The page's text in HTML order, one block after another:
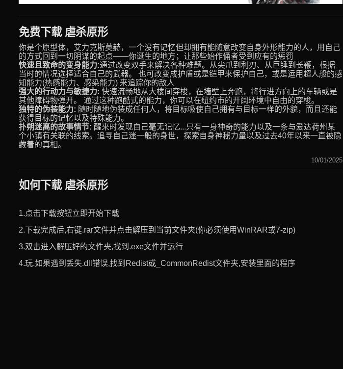
免费下载 虐杀原形
你是个原型体，艾力克斯莫赫，一个没有记忆但却拥有能随意改变自身外形能力的人，用自己
的方式回到一切阴谋的起点——你诞生的地方；让那些始作俑者受到应有的惩罚
快速且致命的变身能力:通过改变双手来解决各种难题。从尖爪到利刃、从巨锤到长鞭，根据
当时的情况选择适合自己的武器。 也可改变成护盾或是铠甲来保护自己，或是运用超人般的感
知能力(热感能力、感染能力) 来追踪你的敌人
强大的行动力与敏捷力: 快速流畅地从大楼间穿梭，在墙壁上奔跑，将行进方向上的车辆或是
其他障碍物弹开。 通过这种跑酷式的能力，你可以在纽约市的开阔环境中自由的穿梭。
独特的伪装能力: 随时随地伪装成任何人，将目标吸使自己拥有与目标一样的外貌，而且还能
获得目标的记忆以及特殊能力。
扑朔迷离的故事情节: 醒来时发现自己毫无记忆...只有一身神奇的能力以及一条与爱达荷州某
个小镇有关联的线索。追寻自己迷一般的身世，探索自身神秘力量以及过去40年以来一直被隐
藏着的真相。
10/01/2025
如何下载 虐杀原形
1.点击下载按钮立即开始下载
2.下载完成后,右键.rar文件并点击解压到当前文件夹(你必须使用WinRAR或7-zip)
3.双击进入解压好的文件夹,找到.exe文件并运行
4.玩.如果遇到丢失.dll错误,找到Redist或_CommonRedist文件夹,安装里面的程序